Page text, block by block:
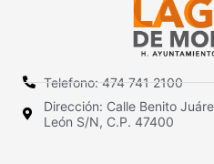
Telefono: 474 741 2100
Dirección: Calle Benito
León S/N, C.P. 47400